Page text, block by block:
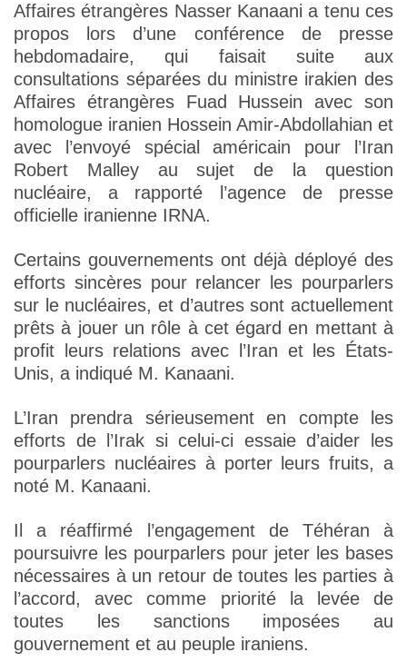
Affaires étrangères Nasser Kanaani a tenu ces
propos lors d’une conférence de presse
hebdomadaire, qui faisait suite aux
consultations séparées du ministre irakien des
Affaires étrangères Fuad Hussein avec son
homologue iranien Hossein Amir-Abdollahian et
avec l’envoyé spécial américain pour l’Iran
Robert Malley au sujet de la question
nucléaire, a rapporté l’agence de presse
officielle iranienne IRNA.
Certains gouvernements ont déjà déployé des
efforts sincères pour relancer les pourparlers
sur le nucléaires, et d’autres sont actuellement
prêts à jouer un rôle à cet égard en mettant à
profit leurs relations avec l’Iran et les États-
Unis, a indiqué M. Kanaani.
L’Iran prendra sérieusement en compte les
efforts de l’Irak si celui-ci essaie d’aider les
pourparlers nucléaires à porter leurs fruits, a
noté M. Kanaani.
Il a réaffirmé l’engagement de Téhéran à
poursuivre les pourparlers pour jeter les bases
nécessaires à un retour de toutes les parties à
l’accord, avec comme priorité la levée de
toutes les sanctions imposées au
gouvernement et au peuple iraniens.